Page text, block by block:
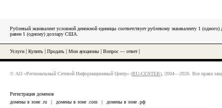
Рублевый эквивалент условной денежной единицы соответствует рублевому эквиваленту 1
равен 1 (одному) доллару США.
Услуги Купить Продать Мои аукционы Вопрос — ответ|
© АО «Региональный Сетевой Информационный Центр» (RU-CENTER), 2004—2026. Все права
Регистрация доменов
домены в зоне .ru
| домены в зоне .com | домены в зоне .рф